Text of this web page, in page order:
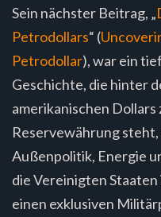
Sein nächster Beitrag, „
Petrodollars“ (
Petrodollar), war ein
Geschichte, die hinter
amerikanischen Dollars
Reservewährung
Außenpolitik, Energie
die Vereinigten
einen exklusiven